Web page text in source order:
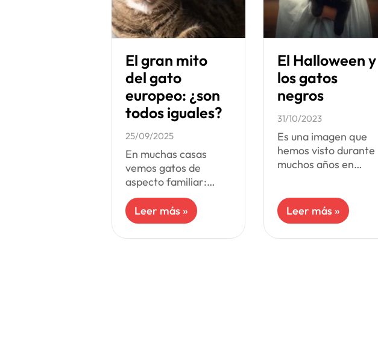
El gran mito
del gato
europeo: ¿son
todos iguales?
25/09/2025
En muchas casas
vemos gatos de
aspecto familiar:
robustos, de tamaño
medio, orejas rectas,
pelaje corto y sin
rasgos extremos. Es
Leer más »
El Halloween y
los gatos
negros
31/10/2023
Es una imagen que
hemos visto durante
muchos años en
una calabaza, son los
símbolos que
Leer más »